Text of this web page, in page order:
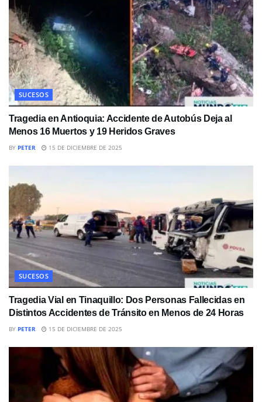
SUCESOS
Tragedia en Antioquia: Accidente de Autobús Deja al
Menos 16 Muertos y 19 Heridos Graves
BY PETER 15 DE DICIEMBRE DE 2025
SUCESOS
Tragedia Vial en Tinaquillo: Dos Personas Fallecidas en
Distintos Accidentes de Tránsito en Menos de 24 Horas
BY PETER 15 DE DICIEMBRE DE 2025